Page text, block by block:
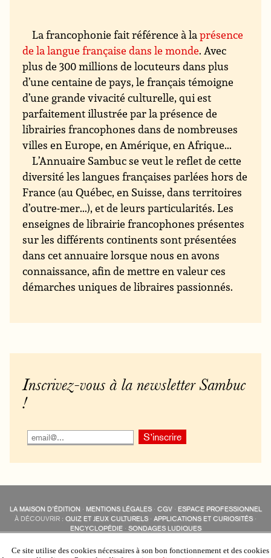
La francophonie fait référence à laprésence
de la langue française dans le monde. Avec
plus de 300 millions de locuteurs dans plus
d’une centaine de pays, le français témoigne
d’une grande vivacité culturelle, qui est
parfaitement illustrée par la présence de
librairies francophones dans de nombreuses
villes en Europe, en Amérique, en Afrique...
L’Annuaire Sambuc se veut le reflet de cette
diversité les langues françaises parlées hors de
France (au Québec, en Suisse, dans territoires
d’outre-mer...), et de leurs particularités. Les
enseignes de librairie francophones présentes
sur les différents continents sont présentées
dans cet annuaire lorsque nous en avons
connaissance, afin de mettre en valeur ces
démarches uniques de libraires passionnés.
Inscrivez-vous à la newsletter Sambuc
!
LA MAISON D’ÉDITION · MENTIONS LÉGALES· CGV· ESPACE PROFESSIONNEL
À DÉCOUVRIR : QUIZ ET JEUX CULTURELS · APPLICATIONS ET CURIOSITÉS ·
ENCYCLOPÉDIE· SONDAGES LUDIQUES
COLLECTIONS :SAMBUC·ÉDISOLUM·REVUE LITTÉRAIREL’EAU-FORTE
Ce site utilise des cookies nécessaires à son bon fonctionnement et des cookies